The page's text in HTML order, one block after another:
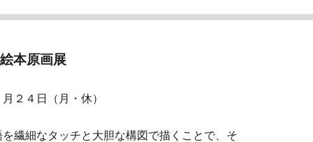
本原画展
月 ２４ 日（ 月・休）
繊細なタッチと大胆な構図で描くことで、そ